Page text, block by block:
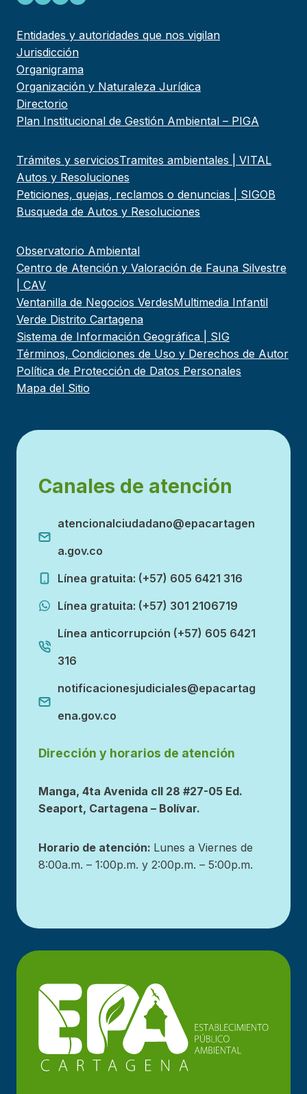
Entidades y autoridades que nos vigilan
Jurisdicción
Organigrama
Organización y Naturaleza Jurídica
Directorio
Plan Institucional de Gestión Ambiental – PIGA
Trámites y serviciosTramites ambientales | VITAL
Autos y Resoluciones
Peticiones, quejas, reclamos o denuncias | SIGOB
Busqueda de Autos y Resoluciones
Observatorio Ambiental
Centro de Atención y Valoración de Fauna Silvestre
| CAV
Ventanilla de Negocios VerdesMultimedia Infantil
Verde Distrito Cartagena
Sistema de Información Geográfica | SIG
Términos, Condiciones de Uso y Derechos de Autor
Política de Protección de Datos Personales
Mapa del Sitio
Canales de atención
atencionalciudadano@epacartagen
a.gov.co
Línea gratuita: (+57) 605 6421 316
Línea gratuita: (+57) 301 2106719
Línea anticorrupción (+57) 605 6421
316
notificacionesjudiciales@epacartag
ena.gov.co
Dirección y horarios de atención
Manga, 4ta Avenida cll 28 #27-05 Ed.
Seaport, Cartagena – Bolívar.
Horario de atención: Lunes a Viernes de
8:00a.m. – 1:00p.m. y 2:00p.m. – 5:00p.m.